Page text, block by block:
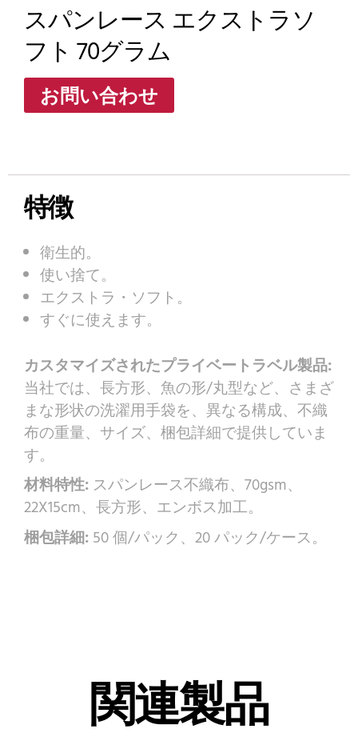
スパンレース エクストラソ
フト 70グラム
お問い合わせ
特徴
衛生的。
使い捨て。
エクストラ・ソフト。
すぐに使えます。
カスタマイズされたプライベートラベル製品:
当社では、長方形、魚の形/丸型など、さまざ
まな形状の洗濯用手袋を、異なる構成、不織
布の重量、サイズ、梱包詳細で提供していま
す。
材料特性: スパンレース不織布、70gsm、
22X15cm、長方形、エンボス加工。
梱包詳細: 50 個/パック、20 パック/ケース。
関連製品